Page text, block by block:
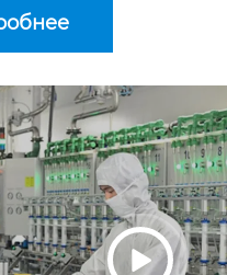
известном как
и была основана в
продукции включает
